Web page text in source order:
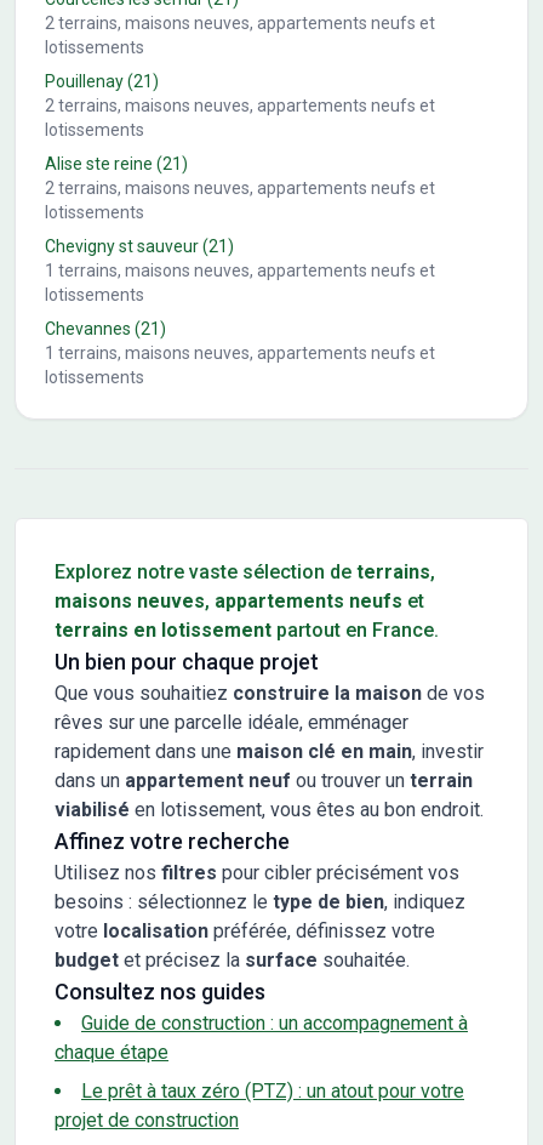
2 terrains, maisons neuves, appartements neufs et
lotissements
Pouillenay(21)
2 terrains, maisons neuves, appartements neufs et
lotissements
Alise ste reine (21)
2 terrains, maisons neuves, appartements neufs et
lotissements
Chevigny st sauveur(21)
1 terrains, maisons neuves, appartements neufs et
lotissements
Chevannes (21)
1 terrains, maisons neuves, appartements neufs et
lotissements
Explorez notre vaste sélection de terrains,
maisons neuves, appartements neufs et
terrains en lotissement partout en France.
Un bien pour chaque projet
Que vous souhaitiez construire la maison de vos
rêves sur une parcelle idéale, emménager
rapidement dans une maison clé en main, investir
dans un appartement neuf ou trouver un terrain
viabilisé en lotissement, vous êtes au bon endroit.
Affinez votre recherche
Utilisez nos filtres pour cibler précisément vos
besoins : sélectionnez le type de bien, indiquez
votre localisation préférée, définissez votre
budget et précisez la surface souhaitée.
Consultez nos guides
Guide de construction : un accompagnement à
chaque étape
Le prêt à taux zéro (PTZ) : un atout pour votre
projet de construction